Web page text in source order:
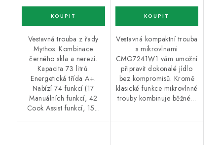
Vestavná trouba z řady
Mythos. Kombinace
černého skla a nerezi.
Kapacita 73 litrů.
Energetická třída A+.
Nabízí 74 funkcí (17
Manuálních funkcí, 42
Cook Assist funkcí, 15...
Vestavná kompaktní trouba
s mikrovlnami
CMG7241W1 vám umožní
připravit dokonalé jídlo
bez kompromisů. Kromě
klasické funkce mikrovlnné
trouby kombinuje běžné…